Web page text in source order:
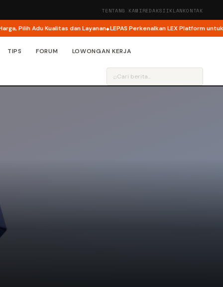
TENTANG KAMIREDAKSIIKLANKONTAK
Pilih Adu Kualitas dan Layanan LEPAS Perkenalkan LEX Platform untuk
TIPS FORUM LOWONGAN KERJA
⌕